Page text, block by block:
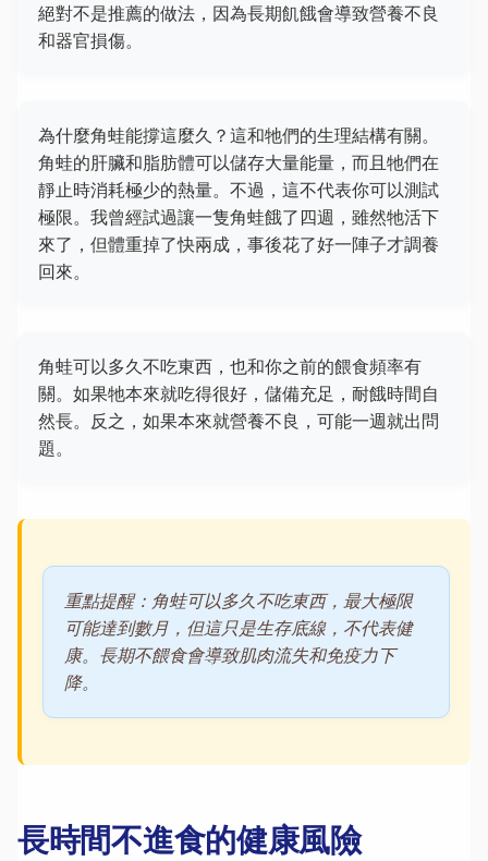
絕對不是推薦的做法，因為長期飢餓會導致營養不良
和器官損傷。
為什麼角蛙能撐這麼久？這和牠們的生理結構有關。
角蛙的肝臟和脂肪體可以儲存大量能量，而且牠們在
靜止時消耗極少的熱量。不過，這不代表你可以測試
極限。我曾經試過讓一隻角蛙餓了四週，雖然牠活下
來了，但體重掉了快兩成，事後花了好一陣子才調養
回來。
角蛙可以多久不吃東西，也和你之前的餵食頻率有
關。如果牠本來就吃得很好，儲備充足，耐餓時間自
然長。反之，如果本來就營養不良，可能一週就出問
題。
重點提醒：角蛙可以多久不吃東西，最大極限
可能達到數月，但這只是生存底線，不代表健
康。長期不餵食會導致肌肉流失和免疫力下
降。
長時間不進食的健康風險